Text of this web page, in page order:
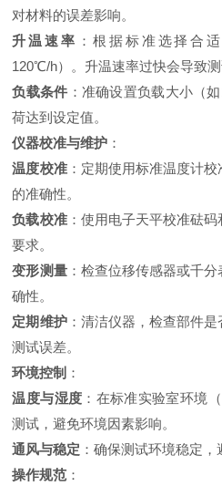
对材料的误差影响。
升温速率 ：根据标准选择合
120℃/h）。升温速率过快会导致
负载条件 ：准确设置负载大小（
荷达到设定值。
仪器校准与维护 ：
温度校准：定期使用标准温度计
的准确性。
负载校准：使用电子天平校准砝
要求。
变形测量：检查位移传感器或千
确性。
定期维护：清洁仪器，检查部件
测试误差。
环境控制 ：
温度与湿度 ：在标准实验室环境
测试，避免环境因素影响。
通风与稳定 ：确保测试环境稳定
操作规范 ：